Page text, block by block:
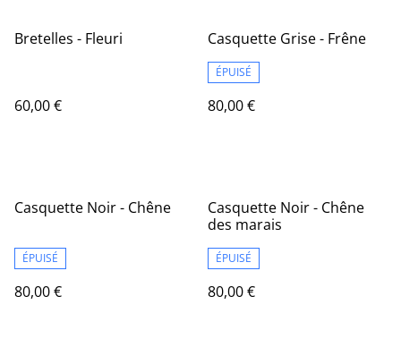
Bretelles - Fleuri
60,00 €
Casquette Grise - Frêne
ÉPUISÉ
80,00 €
Casquette Noir - Chêne
ÉPUISÉ
80,00 €
Casquette Noir - Chêne
des marais
ÉPUISÉ
80,00 €